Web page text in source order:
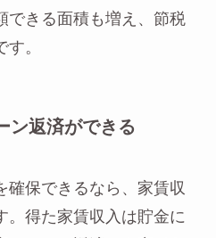
できる面積も増え、節税
。
ン返済ができる
確保できるなら、家賃収
。得た家賃収入は貯金に